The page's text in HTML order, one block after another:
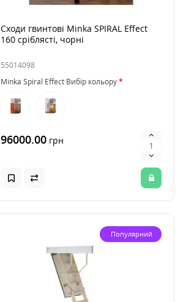
Сходи гвинтові Minka SPIRAL Effect
160 сріблясті, чорні
55014098
Minka Spiral Effect Вибір кольору
96000.00 грн
Популярний